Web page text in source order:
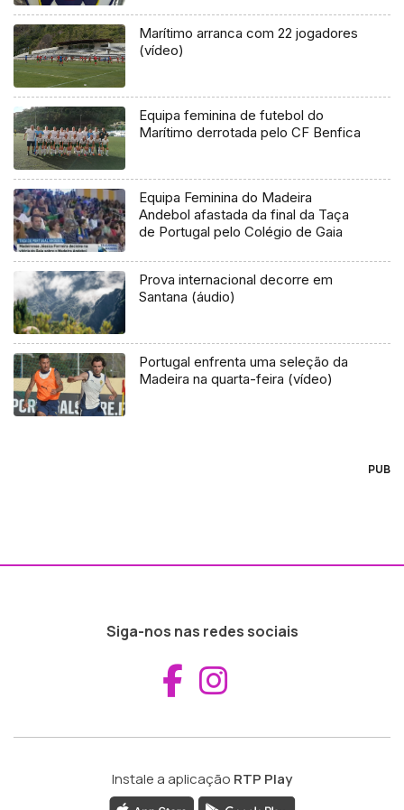
Marítimo arranca com 22 jogadores
(vídeo)
Equipa feminina de futebol do
Marítimo derrotada pelo CF Benfica
Equipa Feminina do Madeira
Andebol afastada da final da Taça
de Portugal pelo Colégio de Gaia
Prova internacional decorre em
Santana (áudio)
Portugal enfrenta uma seleção da
Madeira na quarta-feira (vídeo)
PUB
Siga-nos nas redes sociais
Aceder ao
Instale a aplicação RTP Play